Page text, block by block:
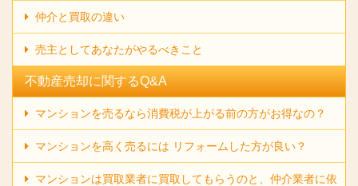
仲介と買取の違い
売主としてあなたがやるべきこと
不動産売却に関するQ&A
マンションを売るなら消費税が上がる前の方がお得なの？
マンションを高く売るには リフォームした方が良い？
マンションは買取業者に買取してもらうのと、仲介業者に依